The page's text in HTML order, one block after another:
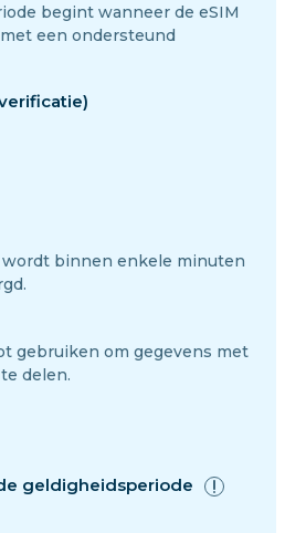
begint wanneer de eSIM
een ondersteund
wordt binnen enkele minuten
gebruiken om gegevens met
delen.
geldigheidsperiode